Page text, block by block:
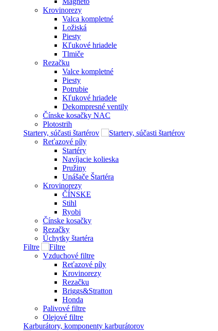
Krovinorezy
Valca kompletné
Ložiská
Piesty
Kľukové hriadele
Tlmiče
Rezačku
Valce kompletné
Piesty
Potrubie
Kľukové hriadele
Dekompresné ventily
Čínske kosačky NAC
Plotostrih
Startery, súčasti štartérov
Reťazové píly
Startéry
Navíjacie kolieska
Pružiny
Unášače Štartéra
Krovinorezy
ČÍNSKE
Stihl
Ryobi
Čínske kosačky
Rezačky
Úchytky štartéra
Filtre
Vzduchové filtre
Reťazové píly
Krovinorezy
Rezačku
Briggs&Stratton
Honda
Palivové filtre
Olejové filtre
Karburátory, komponenty karburátorov